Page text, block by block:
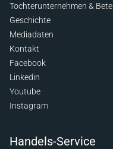
Tochterunternehmen &
Geschichte
Mediadaten
Kontakt
Facebook
Linkedin
Youtube
Instagram
Handels-Service